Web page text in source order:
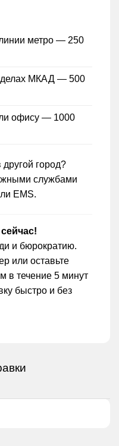
метро — 250
МКАД — 500
офису — 1000
город?
службами
EMS.
и бюрократию.
или оставьте
в течение 5 минут
быстро и без